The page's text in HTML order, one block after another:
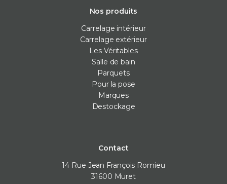
Nos produits
Carrelage intérieur
Carrelage extérieur
Les Véritables
Salle de bain
Parquets
Pour la pose
Marques
Destockage
Contact
14 Rue Jean François Romieu
31600 Muret